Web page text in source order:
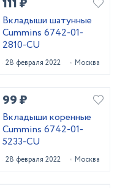
111 ₽
Вкладыши шатунные
Cummins 6742-01-
2810-CU
28 февраля 2022 Москва
99 ₽
Вкладыши коренные
Cummins 6742-01-
5233-CU
28 февраля 2022 Москва